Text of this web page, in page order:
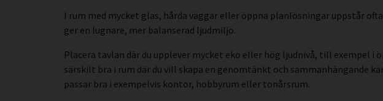
I rum med mycket glas, hårda väggar eller öppna planlösningar uppstår
ger en lugnare, mer balanserad ljudmiljö.
Placera tavlan där du upplever mycket eko eller hög ljudnivå, till exempel
särskilt bra i rum där du vill skapa en genomtänkt och sammanhängande
passar bra i exempelvis kontor, hobbyrum eller tonårsrum.